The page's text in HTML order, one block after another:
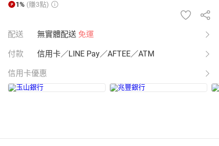
1% (賺3點)
配送 無實體配送 免運
付款 信用卡／LINE Pay／AFTEE／ATM
信用卡優惠